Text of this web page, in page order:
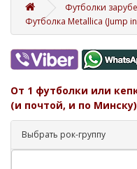
Футболки
Футболка Metallica (Jump
От 1 футболки или
(и почтой, и по
Выбрать рок-группу